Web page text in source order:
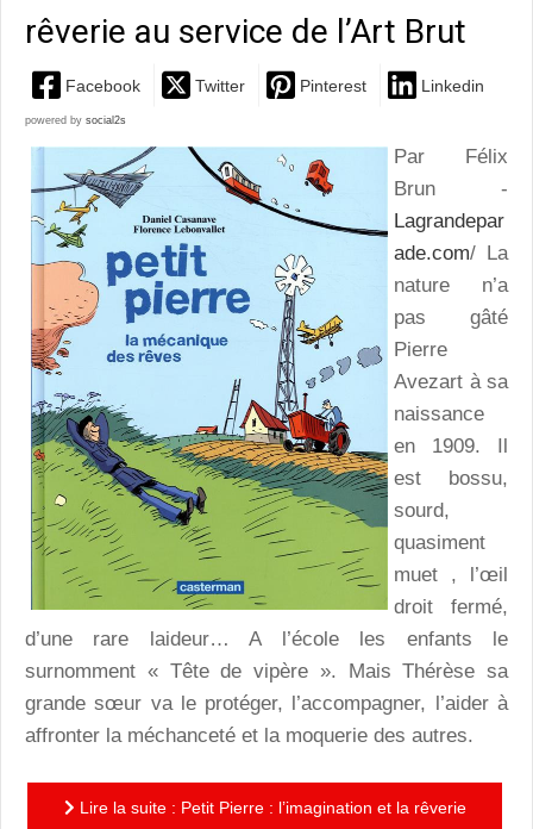
rêverie au service de l’Art Brut
Facebook Twitter Pinterest Linkedin
powered by social2s
Par Félix
Brun -
Lagrandepar
ade.com/ La
nature n’a
pas gâté
Pierre
Avezart à sa
naissance
en 1909. Il
est bossu,
sourd,
quasiment
muet , l’œil
droit fermé,
d’une rare laideur… A l’école les enfants le
surnomment « Tête de vipère ». Mais Thérèse sa
grande sœur va le protéger, l’accompagner, l’aider à
affronter la méchanceté et la moquerie des autres.
Lire la suite : Petit Pierre : l’imagination et la rêverie